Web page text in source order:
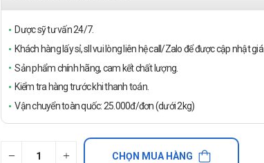
Dược sỹ tư vấn 24/7.
Khách hàng lấy sỉ, sll vui lòng liên hệ call/Zalo để được cập nhật giá
Sản phẩm chính hãng, cam kết chất lượng.
Kiểm tra hàng trước khi thanh toán.
Vận chuyển toàn quốc: 25.000đ/đơn (dưới 2kg)
CHỌN MUA HÀNG